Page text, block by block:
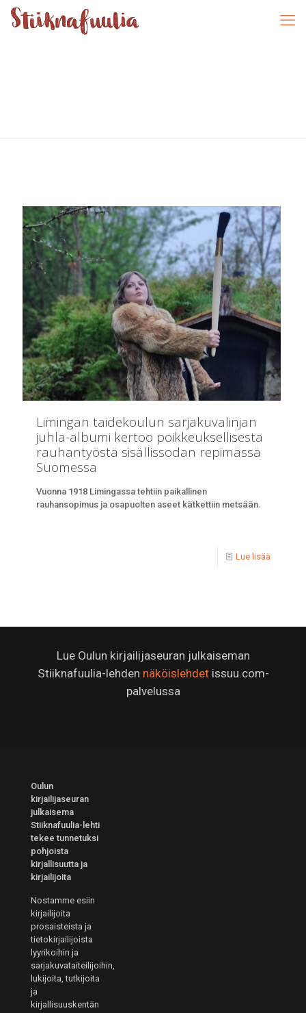
Limingan taidekoulun sarjakuvalinjan
juhla-albumi kertoo poikkeuksellisesta
rauhantyöstä sisällissodan repimässä
Suomessa
Vuonna 1918 Limingassa tehtiin paikallinen
rauhansopimus ja osapuolten aseet kätkettiin metsään.
Lue lisää
Lue Oulun kirjailijaseuran julkaiseman
Stiiknafuulia-lehden näköislehdetissuu.com-
palvelussa
Oulun
kirjailijaseuran
julkaisema
Stiiknafuulia-lehti
tekee tunnetuksi
pohjoista
kirjallisuutta ja
kirjailijoita
Nostamme esiin
kirjailijoita
prosaisteista ja
tietokirjailijoista
lyyrikoihin ja
sarjakuvataiteilijoihin,
lukijoita, tutkijoita
ja
kirjallisuuskentän